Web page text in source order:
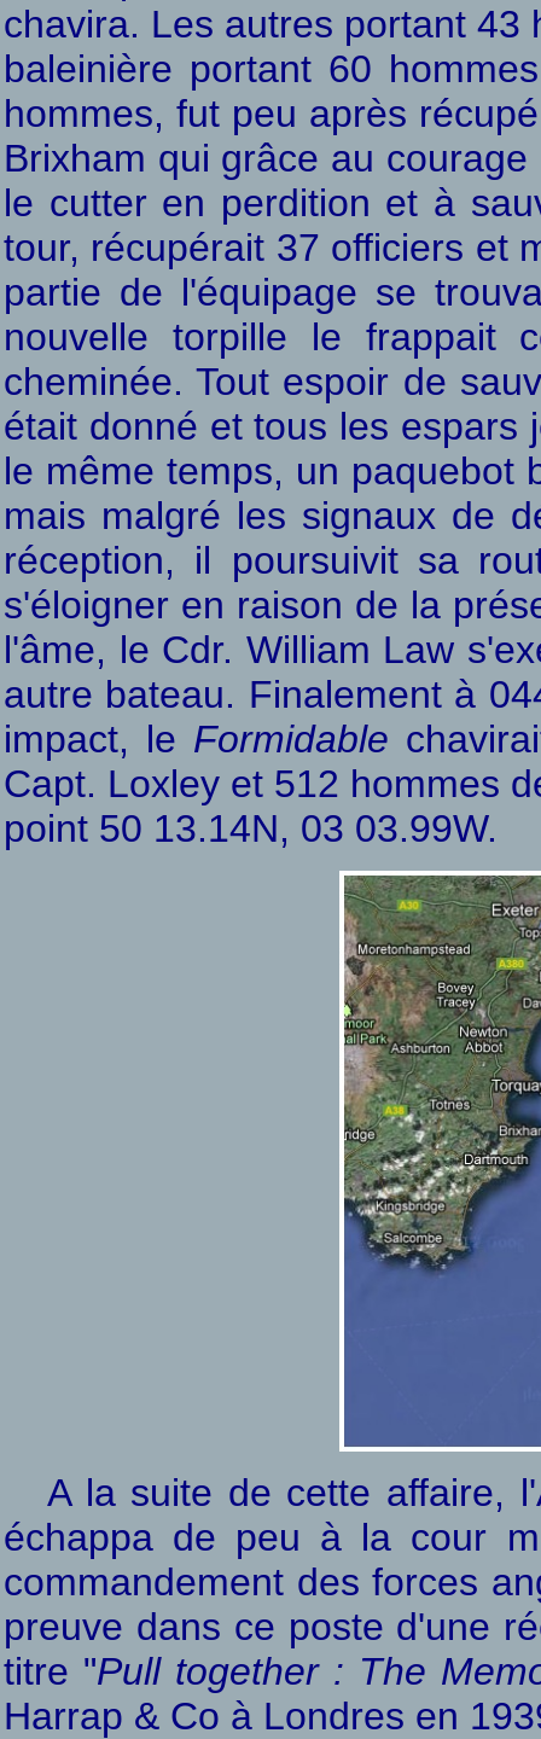
chavira. Les autres portant
baleinière portant 60
hommes, fut peu après
Brixham qui grâce au
le cutter en perdition et à
tour, récupérait 37 officiers et
partie de l'équipage se
nouvelle torpille le frappait
cheminée. Tout espoir de
était donné et tous les espars
le même temps, un paquebot
mais malgré les signaux de
réception, il poursuivit sa
s'éloigner en raison de la
l'âme, le Cdr. William Law
autre bateau. Finalement à
impact, le Formidable
Capt. Loxley et 512 hommes
point 50 13.14N, 03 03.99W.
A la suite de cette affaire,
échappa de peu à la cour
commandement des forces
preuve dans ce poste d'une
titre "Pull together : The
Harrap & Co à Londres en